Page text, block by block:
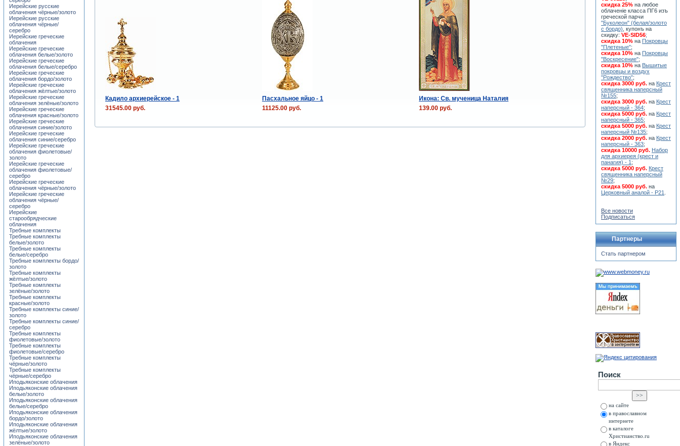
Кадило архиерейское - 1 Пасхальное яйцо - 1
Икона: Св. мученица Наталия
31545.00 руб.
11125.00 руб. 139.00 руб.
Иерейские русские
облачения чёрные/золото
Иерейские русские
облачения чёрные/
серебро
Иерейские греческие
облачения
Иерейские греческие
облачения белые/золото
Иерейские греческие
облачения белые/серебро
Иерейские греческие
облачения бордо/золото
Иерейские греческие
облачения жёлтые/золото
Иерейские греческие
облачения зелёные/золото
Иерейские греческие
облачения красные/золото
Иерейские греческие
облачения синие/золото
Иерейские греческие
облачения синие/серебро
Иерейские греческие
облачения фиолетовые/
золото
Иерейские греческие
облачения фиолетовые/
серебро
Иерейские греческие
облачения чёрные/золото
Иерейские греческие
облачения чёрные/
серебро
Иерейские
старообрядческие
облачения
Требные комплекты
Требные комплекты
белые/золото
Требные комплекты
белые/серебро
Требные комплекты бордо/
золото
Требные комплекты
жёлтые/золото
Требные комплекты
зелёные/золото
Требные комплекты
красные/золото
Требные комплекты синие/
золото
Требные комплекты синие/
серебро
Требные комплекты
фиолетовые/золото
Требные комплекты
фиолетовые/серебро
Требные комплекты
чёрные/золото
Требные комплекты
чёрные/серебро
Иподьяконские облачения
Иподьяконские облачения
белые/золото
Иподьяконские облачения
белые/серебро
Иподьяконские облачения
бордо/золото
Иподьяконские облачения
жёлтые/золото
Иподьяконские облачения
зелёные/золото
скидка 25% на любое
облаченiе класса ПГ6 изъ
греческой парчи
"Буколеон" (белая/золото
с бордо) , купонъ на
скидку: VE-SID56;
скидка 10% на Покровцы
"Плетеные";
скидка 10% на Покровцы
"Воскресение";
скидка 10% на Вышитые
покровцы и воздух
"Рождество";
скидка 3000 руб. на Крест
священника наперсный
№155;
скидка 3000 руб. на Крест
наперсный - 364;
скидка 5000 руб. на Крест
наперсный - 365;
скидка 5000 руб. на Крест
наперсный №135;
скидка 2000 руб. на Крест
наперсный - 363;
скидка 10000 руб. Набор
для архиерея (крест и
панагия) - 1 ;
скидка 5000 руб. Крест
священника наперсный
№29;
скидка 5000 руб. на
Церковный аналой - Р21
Все новости
Подписаться
Партнеры
Стать партнером
Поиск
на сайте
в православном
интернете
в каталоге
Христианство.ru
в Яндекс